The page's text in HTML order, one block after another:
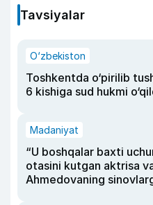
Tavsiyalar
O‘zbekiston
Toshkentda o‘pirilib
6 kishiga sud hukmi
Madaniyat
“U boshqalar baxti
otasini kutgan aktrisa
Ahmedovaning